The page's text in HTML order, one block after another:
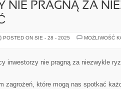
NIE PRAGNĄ ZA
POSTED ON SIE - 28 - 2025
MOŻLIWOŚĆ
inwestorzy nie pragną za niezwykle
zagrożeń, które mogą nas spotkać